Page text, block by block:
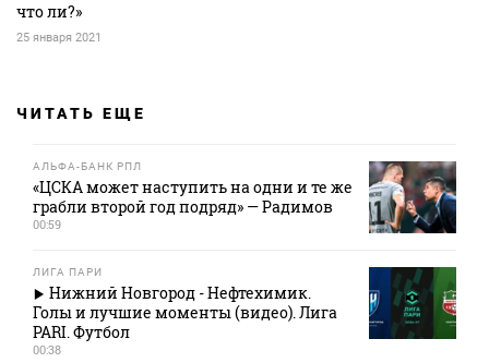
что ли?»
25 января 2021
ЧИТАТЬ ЕЩЕ
АЛЬФА-БАНК РПЛ
«ЦСКА может наступить на одни и те же
грабли второй год подряд» — Радимов
00:59
ЛИГА ПАРИ
Нижний Новгород - Нефтехимик.
Голы и лучшие моменты (видео). Лига
PARI. Футбол
00:38